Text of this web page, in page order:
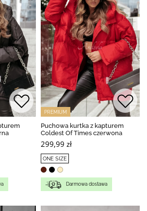
PREMIUM
Puchowa kurtka z kapturem
Coldest Of Times czerwona
299,99 zł
ONE SIZE
Darmowa dostawa